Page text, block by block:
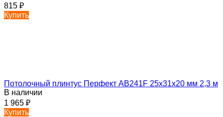
815 ₽
Купить
Потолочный плинтус Перфект AB241F 25х31х20 мм 2,3 м
В наличии
1 965 ₽
Купить